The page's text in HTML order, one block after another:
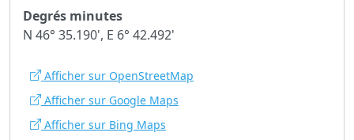
Degrés minutes
N 46° 35.190', E 6° 42.492'
Afficher sur OpenStreetMap
Afficher sur Google Maps
Afficher sur Bing Maps